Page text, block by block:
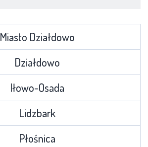
Miasto Działdowo
Działdowo
Iłowo-Osada
Lidzbark
Płośnica